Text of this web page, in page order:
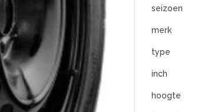
seizoen
merk
type
inch
hoogte